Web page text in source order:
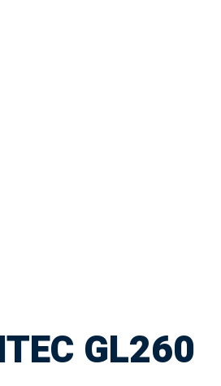
GL260